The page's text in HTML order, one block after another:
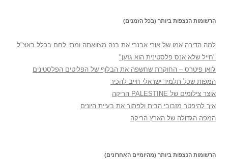
הרשומות הנצפות ביותר (בכל הזמנים)
למה הדירה אמו של אורי אבנרי את בנה מצוואתה ומתי לחם בכלל באצ"ל
"חייל שלא אנס פלסטינית הוא גזען"
ג'ואן פיטרס – החוקרת שחשפה את הבלוף של הפליטים הפלסטינים
המפות שכל תלמיד ישראלי חייב להכיר
אוצר צילומים של PALESTINE הריקה
איך להיפטר מזבובי הבית ולפתור את בעיית היונים
המפה הגדולה של הארץ הריקה
הרשומות הנצפות ביותר (מהיומיים האחרונים)